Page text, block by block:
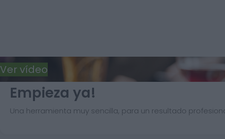
Empieza ya!
Una herramienta muy sencilla, para un resultado
Ver vídeo